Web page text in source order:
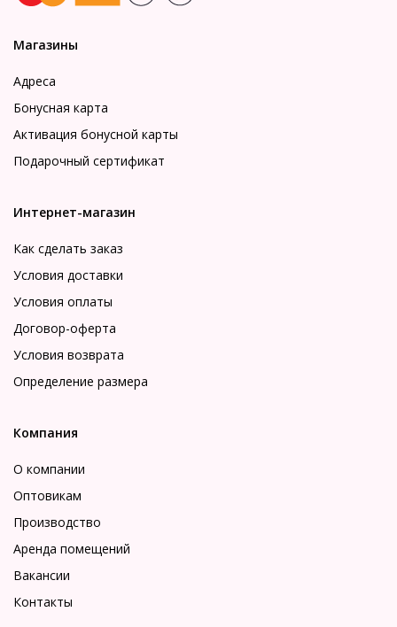
Магазины
Адреса
Бонусная карта
Активация бонусной карты
Подарочный сертификат
Интернет-магазин
Как сделать заказ
Условия доставки
Условия оплаты
Договор-оферта
Условия возврата
Определение размера
Компания
О компании
Оптовикам
Производство
Аренда помещений
Вакансии
Контакты